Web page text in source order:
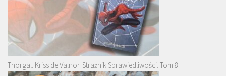
Thorgal. Kriss de Valnor. Strażnik Sprawiedliwości. Tom 8